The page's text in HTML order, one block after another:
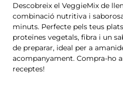
Descobreix el VeggieMix de
combinació nutritiva i
minuts. Perfecte pels teus
proteïnes vegetals, fibra i un
de preparar, ideal per a
acompanyament. Compra-ho
receptes!